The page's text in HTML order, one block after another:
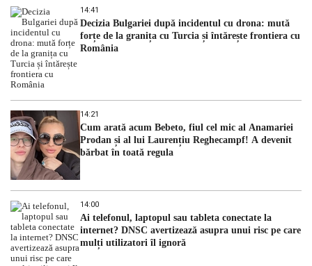
14:41
Decizia Bulgariei după incidentul cu drona: mută
forțe de la granița cu Turcia și întărește frontiera cu
România
14:21
Cum arată acum Bebeto, fiul cel mic al Anamariei
Prodan și al lui Laurențiu Reghecampf! A devenit
bărbat în toată regula
14:00
Ai telefonul, laptopul sau tableta conectate la
internet? DNSC avertizează asupra unui risc pe care
mulți utilizatori îl ignoră